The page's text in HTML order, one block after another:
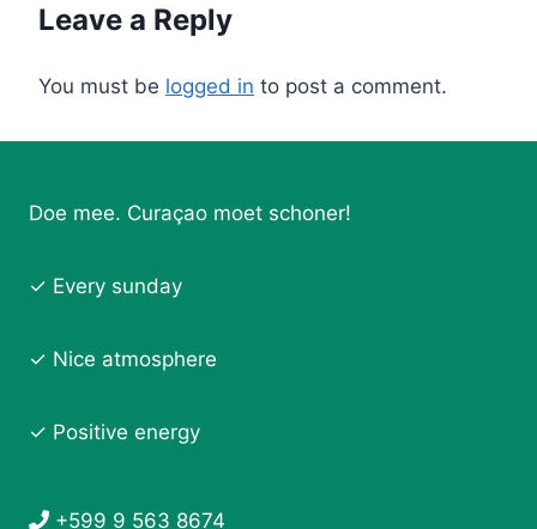
Leave a Reply
You must be logged in to post a comment.
Doe mee. Curaçao moet schoner!
✓ Every sunday
✓ Nice atmosphere
✓ Positive energy
+599 9 563 8674